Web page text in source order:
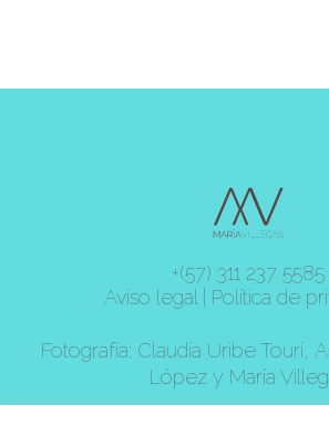
+(57) 311 237 5585
Aviso legal
Política de
Fotografía: Claudia Uribe Touri,
López y María